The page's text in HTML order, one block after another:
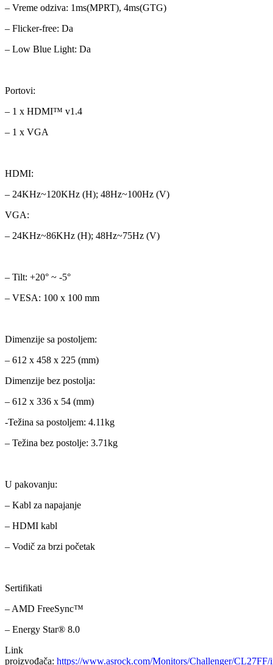
– Vreme odziva: 1ms(MPRT), 4ms(GTG)
– Flicker-free: Da
– Low Blue Light: Da
Portovi:
– 1 x HDMI™ v1.4
– 1 x VGA
HDMI:
– 24KHz~120KHz (H); 48Hz~100Hz (V)
VGA:
– 24KHz~86KHz (H); 48Hz~75Hz (V)
– Tilt: +20° ~ -5°
– VESA: 100 x 100 mm
Dimenzije sa postoljem:
– 612 x 458 x 225 (mm)
Dimenzije bez postolja:
– 612 x 336 x 54 (mm)
-Težina sa postoljem: 4.11kg
– Težina bez postolje: 3.71kg
U pakovanju:
– Kabl za napajanje
– HDMI kabl
– Vodič za brzi početak
Sertifikati
– AMD FreeSync™
– Energy Star® 8.0
Link
proizvođača: https://www.asrock.com/Monitors/Challenger/CL27FF/